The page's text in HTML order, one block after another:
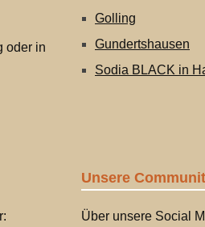
oder in
Golling
Gundertshausen
Sodia BLACK in
Unsere
Über unsere Social